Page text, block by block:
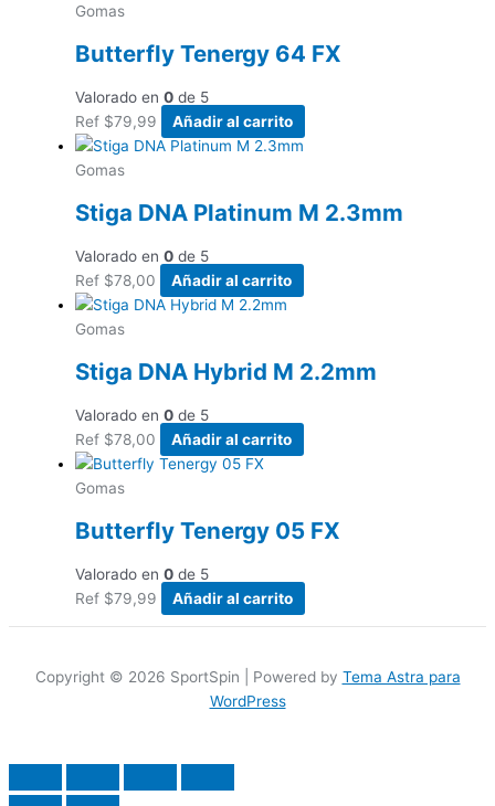
Gomas
Butterfly Tenergy 64 FX
Valorado en 0 de 5
Ref $79,99 Añadir al carrito
Gomas
Stiga DNA Platinum M 2.3mm
Valorado en 0 de 5
Ref $78,00 Añadir al carrito
Gomas
Stiga DNA Hybrid M 2.2mm
Valorado en 0 de 5
Ref $78,00 Añadir al carrito
Gomas
Butterfly Tenergy 05 FX
Valorado en 0 de 5
Ref $79,99 Añadir al carrito
Copyright © 2026 SportSpin | Powered by Tema Astra para
WordPress